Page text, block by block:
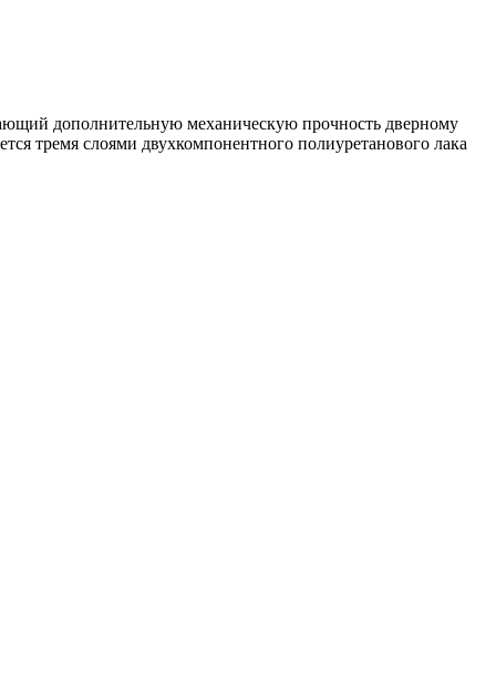
дополнительную механическую прочность дверному
тремя слоями двухкомпонентного полиуретанового лака